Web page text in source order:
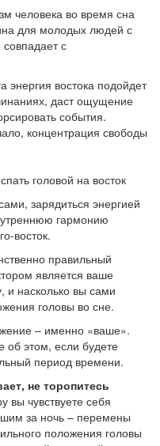
человека во время сна
для молодых людей с
с
энергия востока подойдет
даст ощущение
события.
концентрация свободы
зарядиться энергией
гармонию
восток.
правильный
является ваше
и насколько вы сами
головы во сне.
– именно «ваше».
об этом, если будете
период времени.
не торопитесь
вы чувствуете себя
за ночь – перемены
положения головы